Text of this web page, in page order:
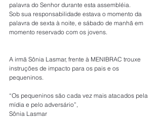
palavra do Senhor durante esta assembléia.
Sob sua responsabilidade estava o momento da
palavra de sexta à noite, e sábado de manhã em
momento reservado com os jovens.
A irmã Sônia Lasmar, frente à MENIBRAC trouxe
instruções de impacto para os pais e os
pequeninos.
“Os pequeninos são cada vez mais atacados pela
mídia e pelo adversário”,
Sônia Lasmar